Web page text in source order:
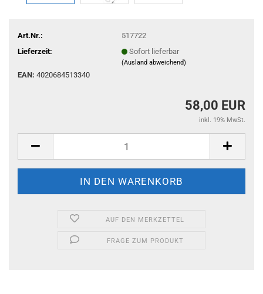
Art.Nr.:
517722
Lieferzeit:
Sofort lieferbar
(Ausland abweichend)
EAN: 4020684513340
58,00 EUR
inkl. 19% MwSt.
AUF DEN MERKZETTEL
FRAGE ZUM PRODUKT